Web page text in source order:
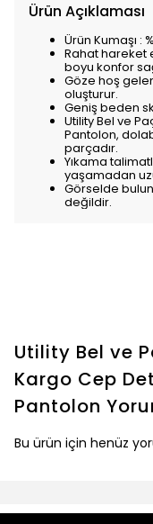
Ürün Açıklaması
Ürün Kumaşı :
Rahat hareket
boyu konfor
Göze hoş
oluşturur.
Geniş beden
Utility Bel ve
Pantolon,
parçadır.
Yıkama
yaşamadan
Görselde
değildir.
Utility Bel ve
Kargo Cep
Pantolon
Bu ürün için henüz